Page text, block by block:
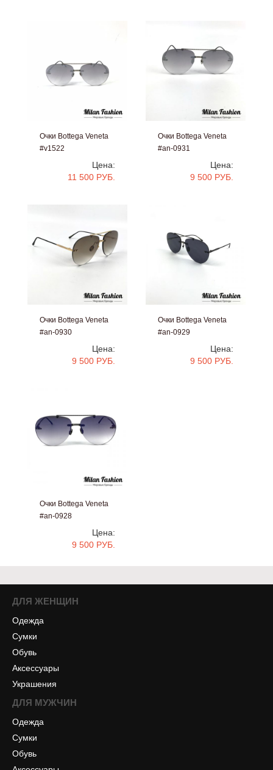
Очки Bottega Veneta
#v1522
Цена:
11 500 РУБ.
Очки Bottega Veneta
#an-0931
Цена:
9 500 РУБ.
Очки Bottega Veneta
#an-0930
Цена:
9 500 РУБ.
Очки Bottega Veneta
#an-0929
Цена:
9 500 РУБ.
Очки Bottega Veneta
#an-0928
Цена:
9 500 РУБ.
ДЛЯ ЖЕНЩИН
Одежда
Сумки
Обувь
Аксессуары
Украшения
ДЛЯ МУЖЧИН
Одежда
Сумки
Обувь